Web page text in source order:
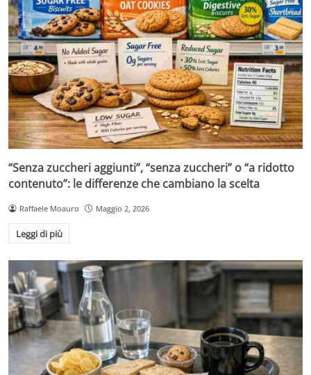
“Senza zuccheri aggiunti”, “senza zuccheri” o “a ridotto
contenuto”: le differenze che cambiano la scelta
Raffaele Moauro Maggio 2, 2026
Leggi di più